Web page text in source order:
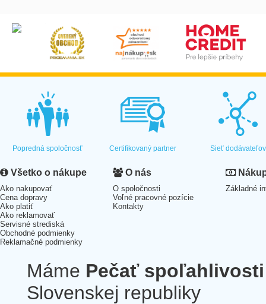
Popredná spoločnosť Certifikovaný partner Sieť dodávateľov
Všetko o nákupe
Ako nakupovať
Cena dopravy
Ako platiť
Ako reklamovať
Servisné strediská
Obchodné podmienky
Reklamačné podmienky
O nás
O spoločnosti
Voľné pracovné pozície
Kontakty
Základné
Máme Pečať spoľahlivosti
Slovenskej republiky